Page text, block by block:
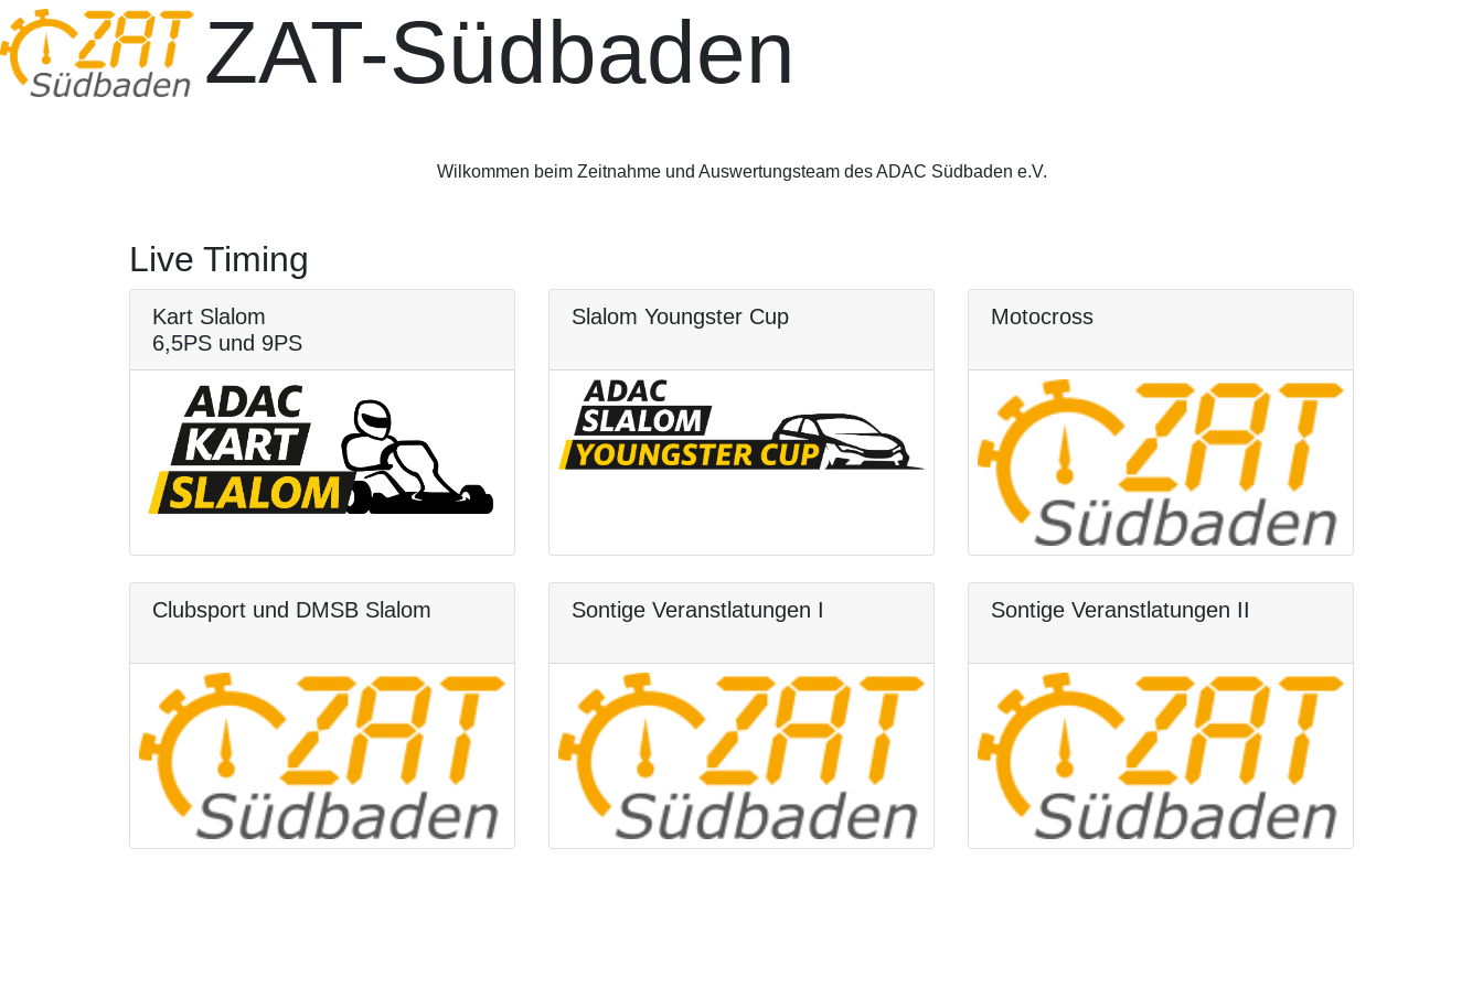
ZAT-Südbaden
Wilkommen beim Zeitnahme und Auswertungsteam des ADAC Südbaden e.V.
Live Timing
Kart Slalom
6,5PS und 9PS
Slalom Youngster Cup Motocross
Clubsport und DMSB Slalom Sontige Veranstlatungen I Sontige Veranstlatungen II